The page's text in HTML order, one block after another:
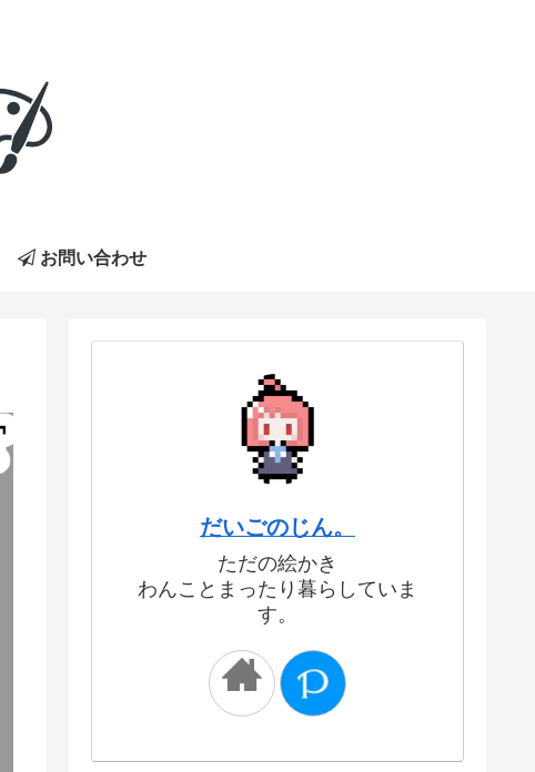
お問い合わせ
だいごのじん。
ただの絵かき
わんことまったり暮らしていま
す。